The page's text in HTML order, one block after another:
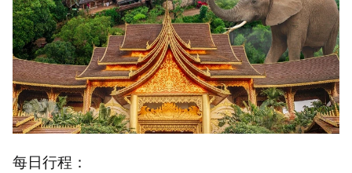
每日行程：